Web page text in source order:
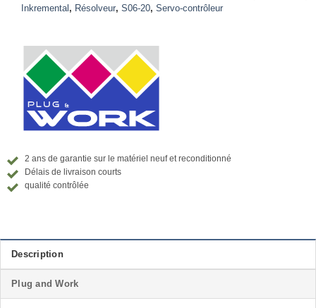
Inkremental , Résolveur, S06-20, Servo-contrôleur
2 ans de garantie sur le matériel neuf et reconditionné
Délais de livraison courts
qualité contrôlée
Description
Plug and Work